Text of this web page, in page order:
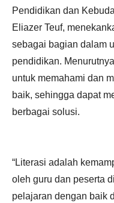
Pendidikan dan
Eliazer Teuf,
sebagai bagian dalam
pendidikan.
untuk memahami dan
baik, sehingga dapat
berbagai solusi.
“Literasi adalah
oleh guru dan peserta
pelajaran dengan baik